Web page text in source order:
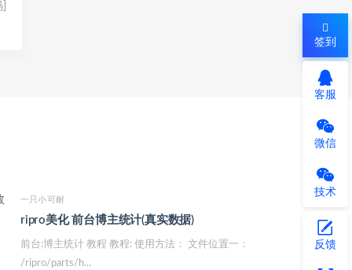
一只小可耐
ripro美化 前台博主统计(真实数据)
前台:博主统计 教程 教程: 使用方法： 文件位置一：
/ripro/parts/h...
签到
客服
微信
技术
反馈